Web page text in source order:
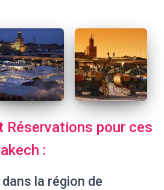
Réservations pour ces
:
la région de